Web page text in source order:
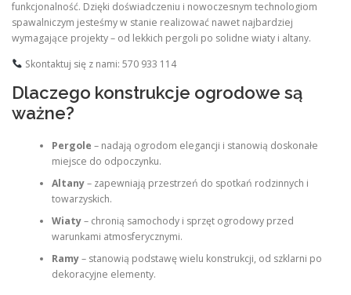
funkcjonalność. Dzięki doświadczeniu i nowoczesnym technologiom
spawalniczym jesteśmy w stanie realizować nawet najbardziej
wymagające projekty – od lekkich pergoli po solidne wiaty i altany.
Skontaktuj się z nami: 570 933 114
Dlaczego konstrukcje ogrodowe są
ważne?
Pergole – nadają ogrodom elegancji i stanowią doskonałe
miejsce do odpoczynku.
Altany– zapewniają przestrzeń do spotkań rodzinnych i
towarzyskich.
Wiaty– chronią samochody i sprzęt ogrodowy przed
warunkami atmosferycznymi.
Ramy– stanowią podstawę wielu konstrukcji, od szklarni po
dekoracyjne elementy.